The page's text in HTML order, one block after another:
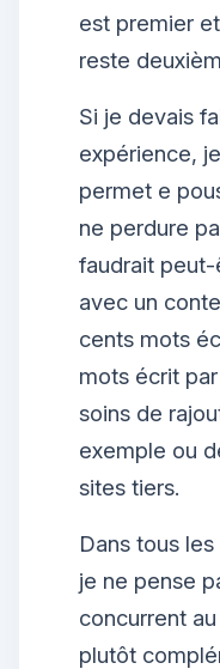
est premier
reste
Si je devais
expérience,
permet e
ne perdure
faudrait
avec un
cents mots
mots écrit
soins de
exemple ou
sites tiers.
Dans tous
je ne pense
concurrent
plutôt